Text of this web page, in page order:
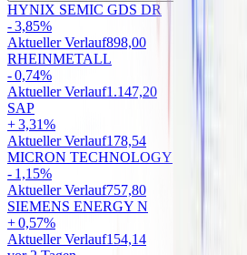
HYNIX SEMIC GDS DR
-3,85%
Aktueller Verlauf898,00
RHEINMETALL
-0,74%
Aktueller Verlauf1.147,20
SAP
+3,31%
Aktueller Verlauf178,54
MICRON TECHNOLOGY
- 1,15%
Aktueller Verlauf757,80
SIEMENS ENERGY N
+0,57%
Aktueller Verlauf154,14